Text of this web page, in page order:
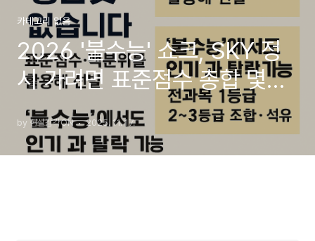
카테고리 없음
2026 '불수능' 쇼크, SKY 정
시 가려면 표준점수 총합 몇
점?
by 현실감각ON 2025. 11. 17.